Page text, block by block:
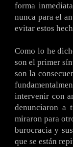
forma
nunca para el
evitar estos
Como lo he
son el primer
son la
intervenir con
denunciaron a
miraron para
burocracia y
que se están